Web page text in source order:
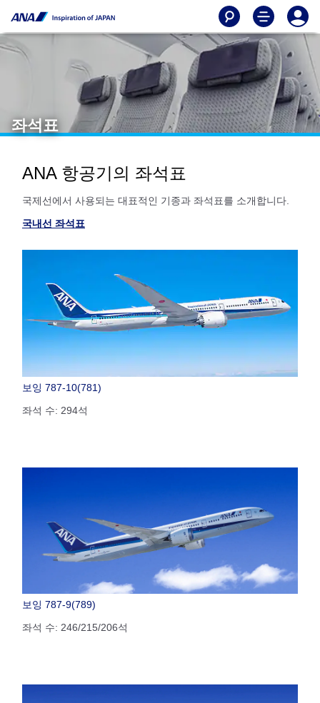
좌석표
ANA 항공기의 좌석표
국제선에서 사용되는 대표적인 기종과 좌석표를 소개합니다.
국내선 좌석표
보잉 787-10(781)
좌석 수: 294석
보잉 787-9(789)
좌석 수: 246/215/206석